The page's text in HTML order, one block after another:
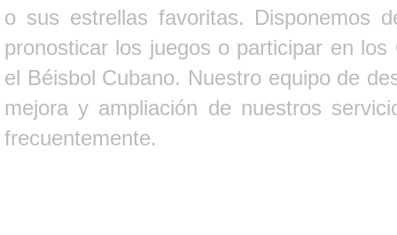
o sus estrellas favoritas. Disponemos
pronosticar los juegos o participar en
el Béisbol Cubano. Nuestro equipo de
mejora y ampliación de nuestros
frecuentemente.